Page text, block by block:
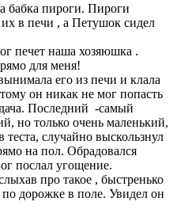
бабка пироги. Пироги
в печи , а Петушок сидел
печет наша хозяюшка .
для меня!
его из печи и клала
он никак не мог попасть
Последний -самый
но только очень маленький,
теста, случайно выскользнул
на пол. Обрадовался
послал угощение.
про такое , быстренько
дорожке в поле. Увидел он